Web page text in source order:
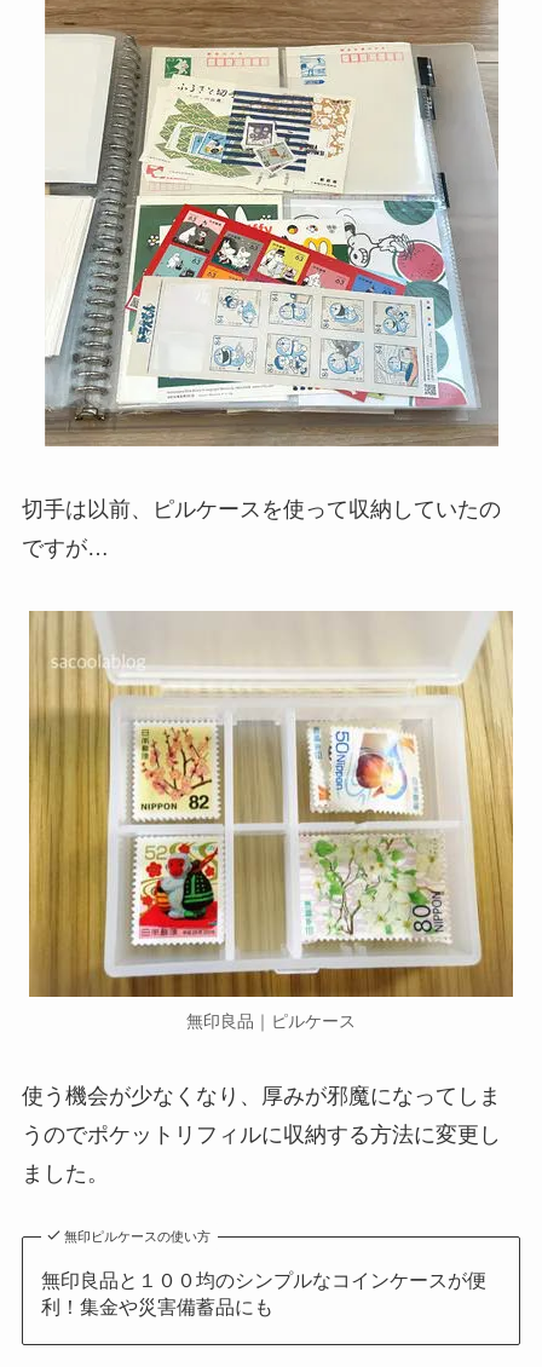
切手は以前、ピルケースを使って収納していたの
ですが…
無印良品｜ピルケース
使う機会が少なくなり、厚みが邪魔になってしま
うのでポケットリフィルに収納する方法に変更し
ました。
無印ピルケースの使い方
無印良品と１００均のシンプルなコインケースが便
利！集金や災害備蓄品にも